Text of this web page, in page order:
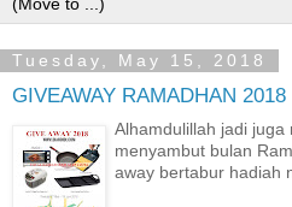
Tuesday, May 15, 2018
GIVEAWAY RAMADHAN 2018
Alhamdulillah jadi juga
menyambut bulan
away bertabur hadiah